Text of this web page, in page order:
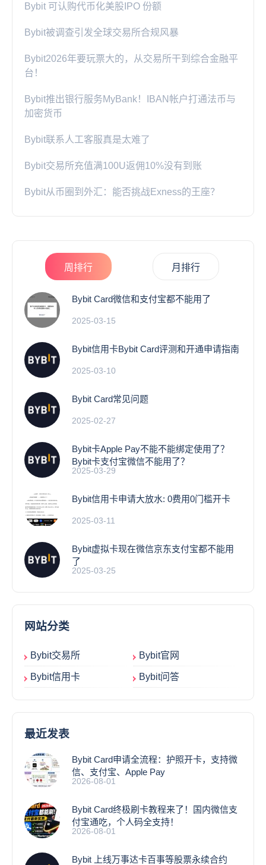
Bybit 可认购代币化美股IPO 份额
Bybit被调查引发全球交易所合规风暴
Bybit2026年要玩票大的，从交易所干到综合金融平
台！
Bybit推出银行服务MyBank！IBAN帐户打通法币与
加密货币
Bybit联系人工客服真是太难了
Bybit交易所充值满100U返佣10%没有到账
Bybit从币圈到外汇：能否挑战Exness的王座？
周排行 月排行
Bybit Card微信和支付宝都不能用了
2025-03-15
Bybit信用卡Bybit Card评测和开通申请指南
2025-03-10
Bybit Card常见问题
2025-02-27
Bybit卡Apple Pay不能不能绑定使用了？
Bybit卡支付宝微信不能用了？
2025-03-29
Bybit信用卡申请大放水: 0费用0门槛开卡
2025-03-11
Bybit虚拟卡现在微信京东支付宝都不能用
了
2025-03-25
网站分类
Bybit交易所 Bybit官网
Bybit信用卡 Bybit问答
最近发表
Bybit Card申请全流程：护照开卡，支持微
信、支付宝、Apple Pay
2026-08-01
Bybit Card终极刷卡教程来了！国内微信支
付宝通吃，个人码全支持！
2026-08-01
Bybit 上线万事达卡百事等股票永续合约